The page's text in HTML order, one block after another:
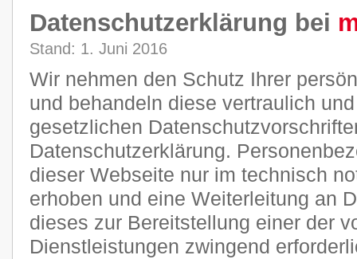
Datenschutzerklärung bei
Stand: 1. Juni 2016
Wir nehmen den Schutz Ihrer
und behandeln diese vertraulich
gesetzlichen
Datenschutzerklärung.
dieser Webseite nur im technisch
erhoben und eine Weiterleitung an
dieses zur Bereitstellung einer der
Dienstleistungen zwingend